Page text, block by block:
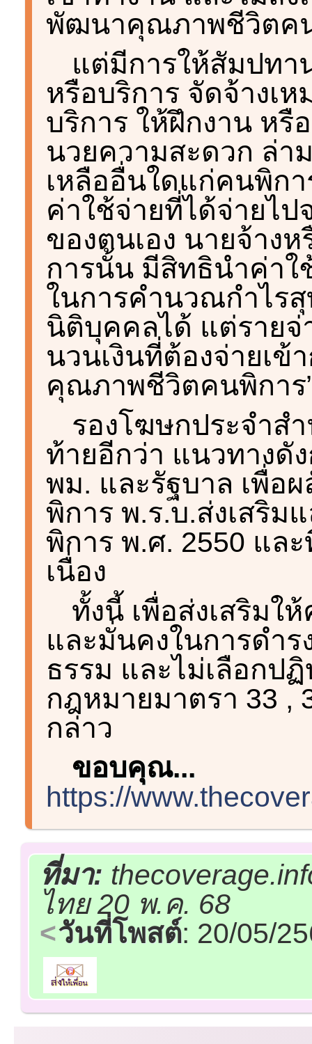
พัฒนาคุณภาพชีวิตค
แต่มีการให้สัมปท
หรือบริการ จัดจ้างเห
บริการ ให้ฝึกงาน ห
นวยความสะดวก ล่า
เหลืออื่นใดแก่คนพิก
ค่าใช้จ่ายที่ได้จ่ายไป
ของตนเอง นายจ้าง
การนั้น มีสิทธินําค่าใ
ในการคํานวณกําไรสุ
นิติบุคคลได้ แต่รายจ่
นวนเงินที่ต้องจ่ายเข้
คุณภาพชีวิตคนพิการ
รองโฆษกประจำส
ท้ายอีกว่า แนวทางดั
พม. และรัฐบาล เพื่อ
พิการ พ.ร.บ.ส่งเสริ
พิการ พ.ศ. 2550 แล
เนื่อง
ทั้งนี้ เพื่อส่งเสริม
และมั่นคงในการดำร
ธรรม และไม่เลือกป
กฎหมายมาตรา 33 ,
กล่าว
ขอบคุณ...
https://
ที่มา:
ไทย 20 พ.ค. 68
วันที่โพสต์: 20/05/